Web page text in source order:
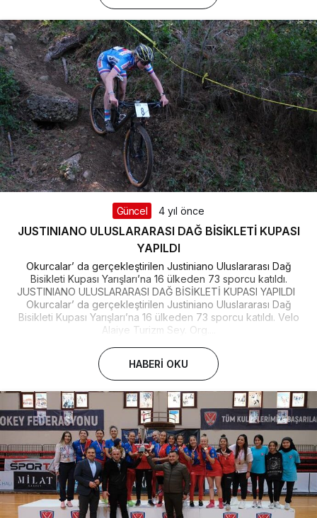
Güncel 4 yıl önce
JUSTINIANO ULUSLARARASI DAĞ BİSİKLETİ KUPASI
YAPILDI
Okurcalar’ da gerçekleştirilen Justiniano Uluslararası Dağ
Bisikleti Kupası Yarışları’na 16 ülkeden 73 sporcu katıldı.
JUSTINIANO ULUSLARARASI DAĞ BİSİKLETİ KUPASI YAPILDI
Okurcalar’ da gerçekleştirilen Justiniano Uluslararası Dağ
Bisikleti Kupası Yarışları’na 16 ülkeden 73 sporcu katıldı. Velo
Alaiye Turizm Sey. Org....
HABERI OKU